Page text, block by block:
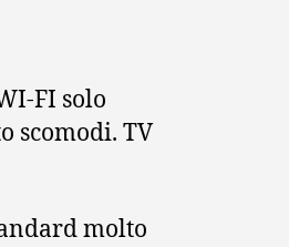
FI solo
scomodi. TV
molto